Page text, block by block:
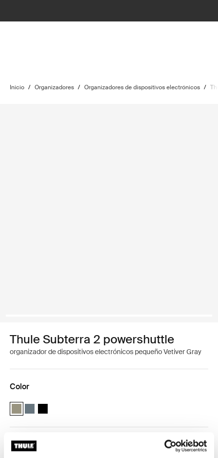
Inicio / Organizadores / Organizadores de dispositivos electrónicos /
Thule Subterra 2 powershuttle
organizador de dispositivos electrónicos pequeño Vetiver Gray
Color
Thule Subterra powershuttle small Gris vetiver (selected)
Thule Subterra powershuttle small Pizarra oscura
Thule Subterra powershuttle small Negro